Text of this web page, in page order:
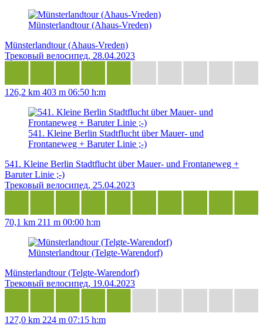
Münsterlandtour (Ahaus-Vreden)
Münsterlandtour (Ahaus-Vreden)
Трековый велосипед, 28.04.2023
126,2 km 403 m 06:50 h:m
541. Kleine Berlin Stadtflucht über Mauer- und
Frontaneweg + Baruter Linie ;-)
541. Kleine Berlin Stadtflucht über Mauer- und Frontaneweg +
Baruter Linie ;-)
Трековый велосипед, 25.04.2023
70,1 km 211 m 00:00 h:m
Münsterlandtour (Telgte-Warendorf)
Münsterlandtour (Telgte-Warendorf)
Трековый велосипед, 19.04.2023
127,0 km 224 m 07:15 h:m